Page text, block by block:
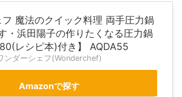
フ 魔法のクイック料理 両手圧力鍋
・浜田陽子の作りたくなる圧力鍋
レシピ本)付き】 AQDA55
ンダーシェフ(Wonderchef)
Amazonで探す